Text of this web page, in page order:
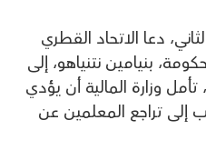
دعا الاتحاد القطري
بنيامين نتنياهو، إلى
وزارة المالية أن يؤدي
إلى تراجع المعلمين عن